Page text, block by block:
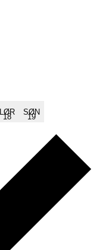
LØR
18
SØN
19